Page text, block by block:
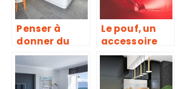
Penser à
donner du
cachet à
votre cuisine.
Le pouf, un
accessoire
tendance
pour vos
intérieurs